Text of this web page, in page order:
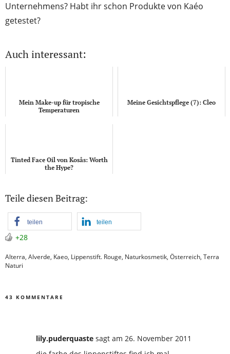
Unternehmens? Habt ihr schon Produkte von Kaéo
getestet?
Auch interessant:
Mein Make-up für tropische
Temperaturen
Meine Gesichtspflege (7): Cleo
Tinted Face Oil von Kosås: Worth
the Hype?
Teile diesen Beitrag:
teilen teilen
+28
Alterra, Alverde, Kaeo, Lippenstift. Rouge, Naturkosmetik, Österreich, Terra
Naturi
43 KOMMENTARE
lily.puderquaste sagt am 26. November 2011